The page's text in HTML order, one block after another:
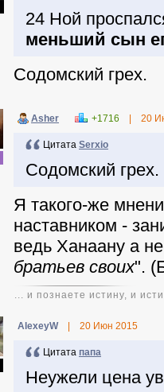
24 Ной
меньший сын
Содомский грех.
Asher +1716 20
Цитата Serxio
Содомский грех.
Я такого-же
наставником -
ведь Ханаану а
братьев своих".
... и познаете истину, и
AlexeyW 20 Июн 2015
Цитата папа
Неужели цена